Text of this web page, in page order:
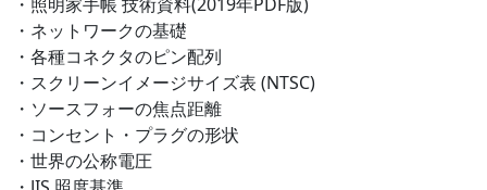
・ネットワークの基礎
・各種コネクタのピン配列
・スクリーンイメージサイズ表 (NTSC)
・ソースフォーの焦点距離
・コンセント・プラグの形状
・世界の公称電圧